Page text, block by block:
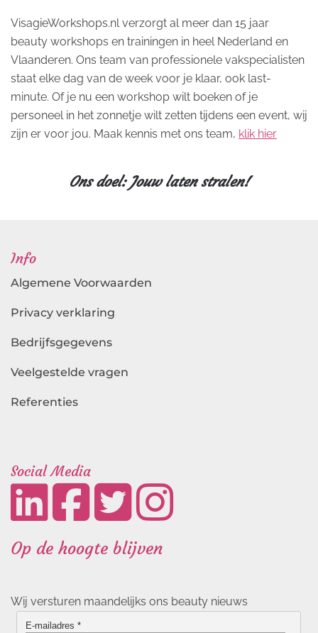
VisagieWorkshops.nl verzorgt al meer dan 15 jaar
beauty workshops en trainingen in heel Nederland en
Vlaanderen. Ons team van professionele vakspecialisten
staat elke dag van de week voor je klaar, ook last-
minute. Of je nu een workshop wilt boeken of je
personeel in het zonnetje wilt zetten tijdens een event, wij
zijn er voor jou. Maak kennis met ons team, klik hier
Ons doel: Jouw laten stralen!
Info
Algemene Voorwaarden
Privacy verklaring
Bedrijfsgegevens
Veelgestelde vragen
Referenties
Social Media
Op de hoogte blijven
Wij versturen maandelijks ons beauty nieuws